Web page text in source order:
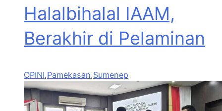
Halalbihalal IAAM,
Berakhir di Pelaminan
OPINI,Pamekasan,Sumenep